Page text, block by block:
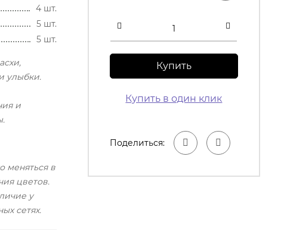
4 шт.
5 шт.
5 шт.
улыбки.
и
меняться в
цветов.
у
сетях.
Купить
Купить в один клик
Поделиться: